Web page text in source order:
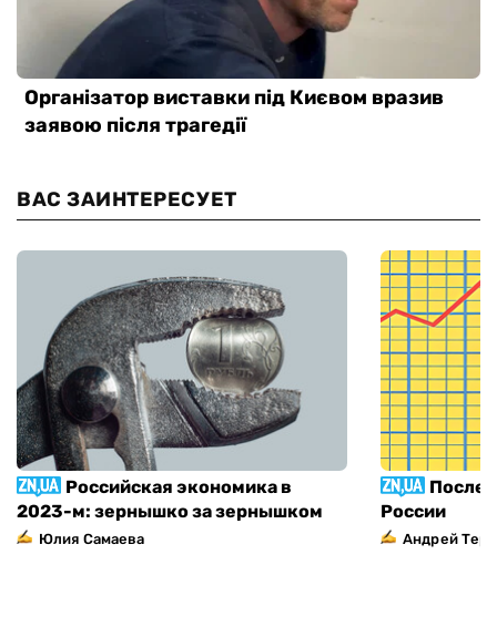
ВАС ЗАИНТЕРЕСУЕТ
Российская экономика в
2023-м: зернышко за зернышком
Юлия Самаева
России
Андрей